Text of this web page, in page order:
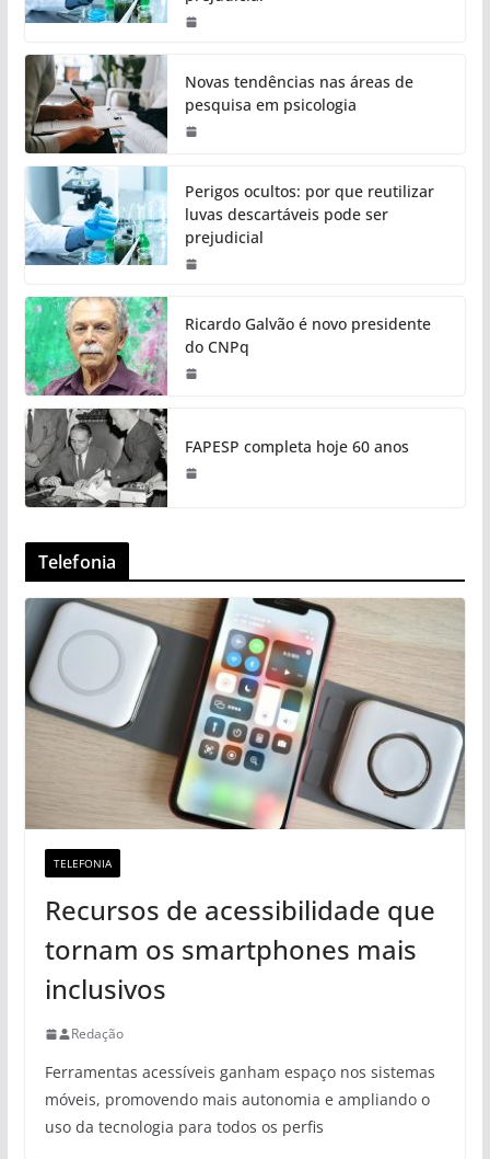
Novas tendências nas áreas de
pesquisa em psicologia
Perigos ocultos: por que reutilizar
luvas descartáveis pode ser
prejudicial
Ricardo Galvão é novo presidente
do CNPq
FAPESP completa hoje 60 anos
Telefonia
TELEFONIA
Recursos de acessibilidade que
tornam os smartphones mais
inclusivos
Redação
Ferramentas acessíveis ganham espaço nos sistemas
móveis, promovendo mais autonomia e ampliando o
uso da tecnologia para todos os perfis